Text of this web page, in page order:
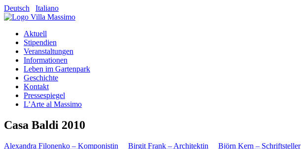
Deutsch Italiano
Aktuell
Stipendien
Veranstaltungen
Informationen
Leben im Gartenpark
Geschichte
Kontakt
Pressespiegel
L’Arte al Massimo
Casa Baldi 2010
Alexandra Filonenko – Komponistin Birgit Frank – Architektin Björn Kern – Schriftsteller